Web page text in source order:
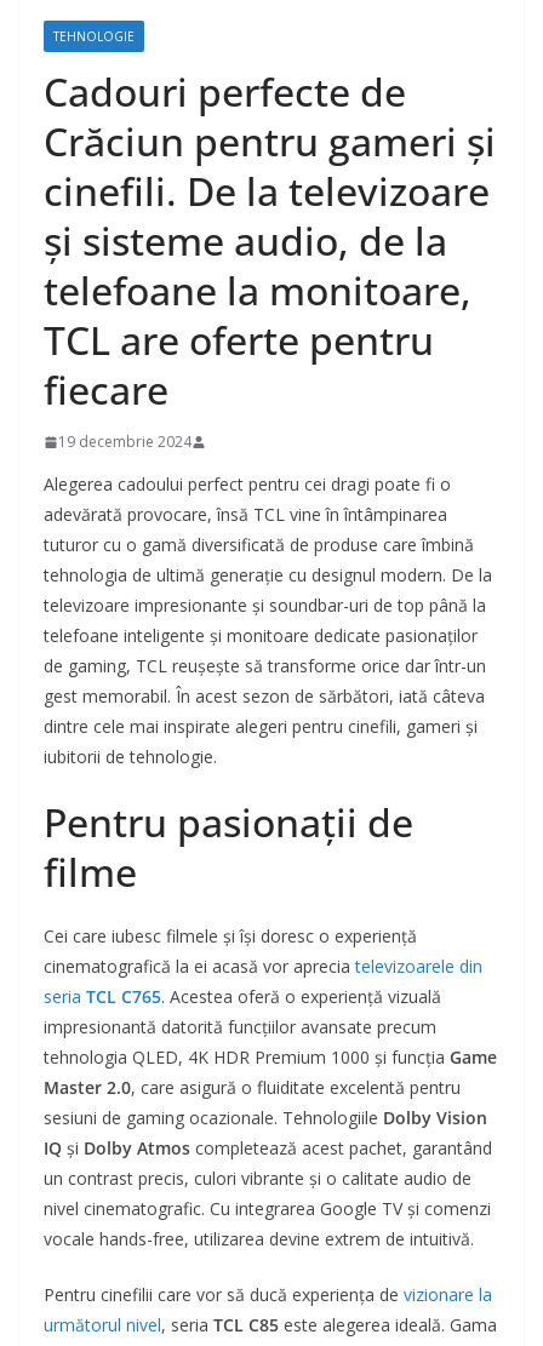
TEHNOLOGIE
Cadouri perfecte de
Crăciun pentru gameri și
cinefili. De la televizoare
și sisteme audio, de la
telefoane la monitoare,
TCL are oferte pentru
fiecare
19 decembrie 2024
Alegerea cadoului perfect pentru cei dragi poate fi o
adevărată provocare, însă TCL vine în întâmpinarea
tuturor cu o gamă diversificată de produse care îmbină
tehnologia de ultimă generație cu designul modern. De la
televizoare impresionante și soundbar-uri de top până la
telefoane inteligente și monitoare dedicate pasionaților
de gaming, TCL reușește să transforme orice dar într-un
gest memorabil. În acest sezon de sărbători, iată câteva
dintre cele mai inspirate alegeri pentru cinefili, gameri și
iubitorii de tehnologie.
Pentru pasionații de
filme
Cei care iubesc filmele și își doresc o experiență
cinematografică la ei acasă vor apreciatelevizoarele din
seria TCL C765. Acestea oferă o experiență vizuală
impresionantă datorită funcțiilor avansate precum
tehnologia QLED, 4K HDR Premium 1000 și funcția Game
Master 2.0, care asigură o fluiditate excelentă pentru
sesiuni de gaming ocazionale. Tehnologiile Dolby Vision
IQ și Dolby Atmos completează acest pachet, garantând
un contrast precis, culori vibrante și o calitate audio de
nivel cinematografic. Cu integrarea Google TV și comenzi
vocale hands-free, utilizarea devine extrem de intuitivă.
Pentru cinefilii care vor să ducă experiența de vizionare la
următorul nivel, seria TCL C85 este alegerea ideală. Gama